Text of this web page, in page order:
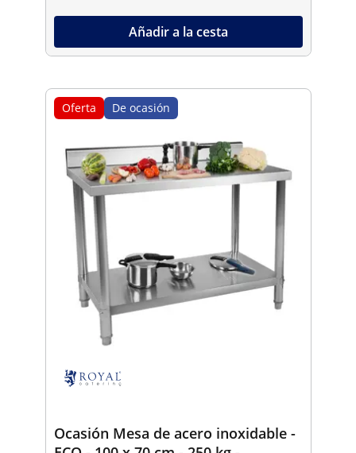
Añadir a la cesta
Oferta De ocasión
Ocasión Mesa de acero inoxidable -